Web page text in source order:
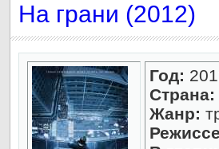
На грани (2012)
Год:
Страна:
Жанр: